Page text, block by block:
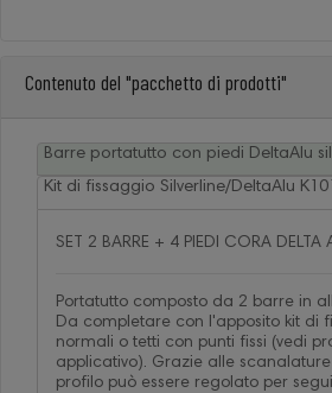
Contenuto del "pacchetto di prodotti"
Barre portatutto con piedi DeltaAlu
Kit di fissaggio Silverline/DeltaAlu
SET 2 BARRE + 4 PIEDI CORA DELTA
Portatutto composto da 2 barre in
Da completare con l'apposito kit di
normali o tetti con punti fissi (vedi
applicativo). Grazie alle
profilo può essere regolato per